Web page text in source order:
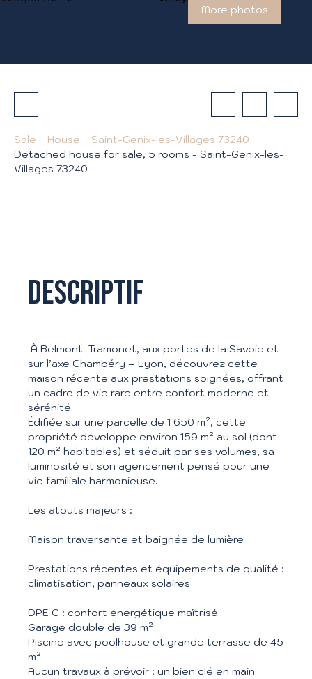
More photos
Sale House
Saint-Genix-les-Villages 73240
Detached house for sale, 5 rooms - Saint-Genix-les-
Villages 73240
Descriptif
À Belmont-Tramonet, aux portes de la Savoie et
sur l’axe Chambéry – Lyon, découvrez cette
maison récente aux prestations soignées, offrant
un cadre de vie rare entre confort moderne et
sérénité.
Édifiée sur une parcelle de 1 650 m², cette
propriété développe environ 159 m² au sol (dont
120 m² habitables) et séduit par ses volumes, sa
luminosité et son agencement pensé pour une
vie familiale harmonieuse.
Les atouts majeurs :
Maison traversante et baignée de lumière
Prestations récentes et équipements de qualité :
climatisation, panneaux solaires
DPE C : confort énergétique maîtrisé
Garage double de 39 m²
Piscine avec poolhouse et grande terrasse de 45
m²
Aucun travaux à prévoir : un bien clé en main